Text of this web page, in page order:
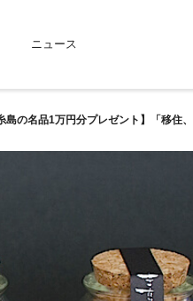
ニュース
島の名品1万円分プレゼント】「移住